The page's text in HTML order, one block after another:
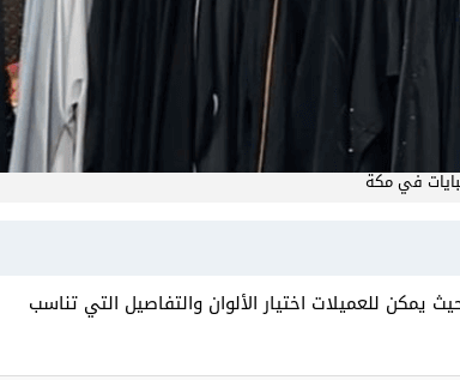
في مكة
للعميلات اختيار الألوان والتفاصيل التي تناسب